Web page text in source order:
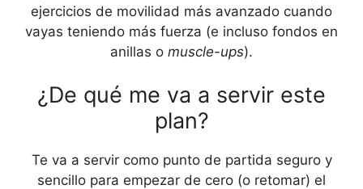
ejercicios de movilidad más avanzado cuando
vayas teniendo más fuerza (e incluso fondos en
anillas o muscle-ups).
¿De qué me va a servir este
plan?
Te va a servir como punto de partida seguro y
sencillo para empezar de cero (o retomar) el